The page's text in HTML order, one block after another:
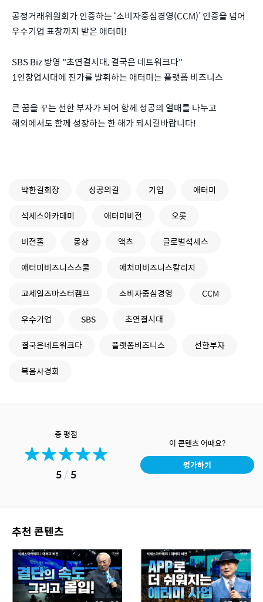
공정거래위원회가 인증하는 ‘소비자중심경영(CCM)’ 인증을 넘어
우수기업 표창까지 받은 애터미!
SBS Biz 방영 "초연결시대, 결국은 네트워크다"
1인창업시대에 진가를 발휘하는 애터미는 플랫폼 비즈니스
큰 꿈을 꾸는 선한 부자가 되어 함께 성공의 열매를 나누고
해외에서도 함께 성장하는 한 해가 되시길바랍니다!
박한길회장 성공의길 기업
애터미
석세스아카데미
애터미비전
오롯
비전홀
몽상 액츠
글로벌석세스
애터미비즈니스스쿨
애처미비즈니스칼리지
고세일즈마스터캠프
소비자중심경영
CCM
우수기업
SBS
초연결시대
결국은네트워크다
플랫폼비즈니스
선한부자
복음사경회
총 평점
5/ 5
이 콘텐츠 어때요?
평가하기
추천 콘텐츠